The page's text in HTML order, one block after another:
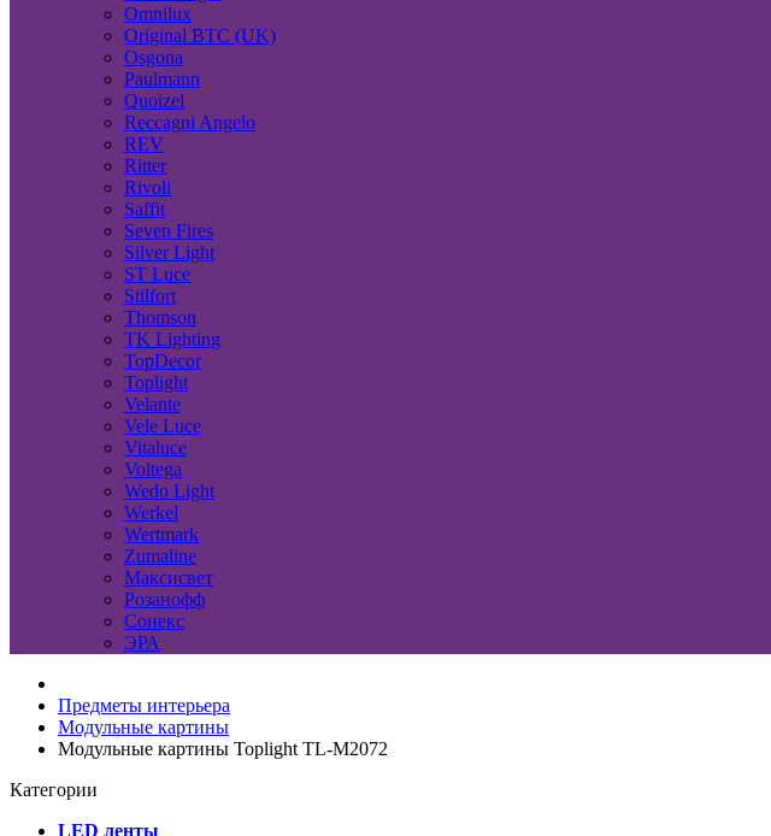
Omnilux
Original BTC (UK)
Osgona
Paulmann
Quoizel
Reccagni Angelo
REV
Ritter
Rivoli
Saffit
Seven Fires
Silver Light
ST Luce
Stilfort
Thomson
TK Lighting
TopDecor
Toplight
Velante
Vele Luce
Vitaluce
Voltega
Wedo Light
Werkel
Wertmark
Zumaline
Максисвет
Розанофф
Сонекс
ЭРА
Предметы интерьера
Модульные картины
Модульные картины Toplight TL-M2072
Категории
LED ленты